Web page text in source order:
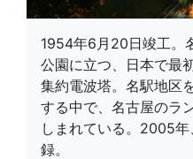
1954年6月20日竣工。
公園に立つ、日本で最
集約電波塔。名駅地区
する中で、名古屋のラ
しまれている。2005
録。